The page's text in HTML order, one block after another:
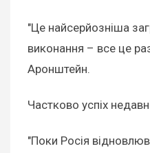
"Це найсерйозніша
виконання – все це
Аронштейн.
Частково успіх
"Поки Росія